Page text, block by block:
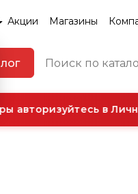
Акции Магазины
авторизуйтесь в